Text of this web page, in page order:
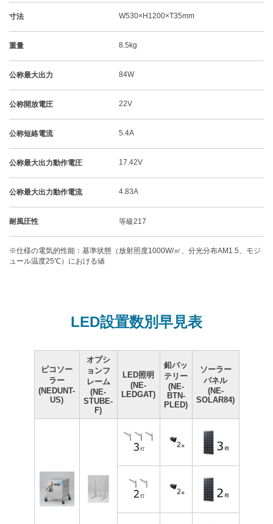
寸法 W530×H1200×T35mm
重量 8.5kg
公称最大出力 84W
公称開放電圧 22V
公称短絡電流 5.4A
公称最大出力動作電圧 17.42V
公称最大出力動作電流 4.83A
耐風圧性 等級217
※仕様の電気的性能：基準状態（放射照度1000W/㎡、分光分布AM1.5、モジ
ュール温度25℃）における値
LED設置数別早見表
ピコソー
ラー
(NEDUNT-
US)
オプシ
ョンフ
レーム
(NE-
STUBE-
F)
LED照明
(NE-
LEDGAT)
鉛バッ
テリー
(NE-
BTN-
PLED)
ソーラー
パネル
(NE-
SOLAR84)